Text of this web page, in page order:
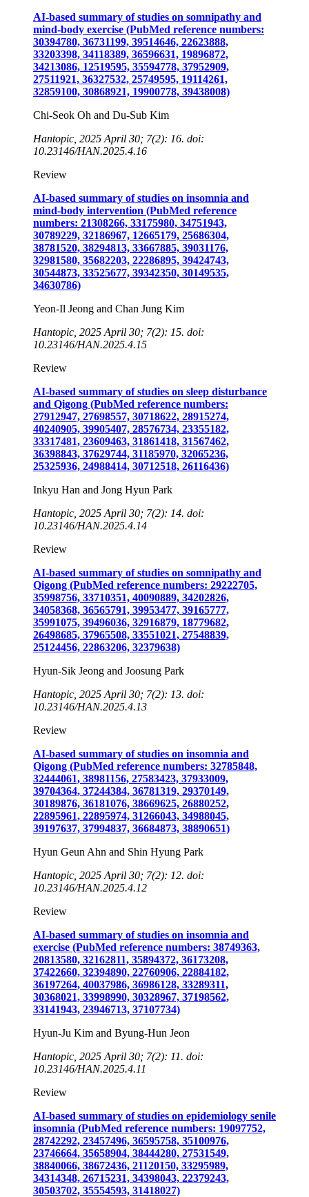
AI-based summary of studies on somnipathy and
mind-body exercise (PubMed reference numbers:
30394780, 36731199, 39514646, 22623888,
33203398, 34118389, 36596631, 19896872,
34213086, 12519595, 35594778, 37952909,
27511921, 36327532, 25749595, 19114261,
32859100, 30868921, 19900778, 39438008)
Chi-Seok Oh and Du-Sub Kim
Hantopic, 2025 April 30; 7(2): 16. doi:
10.23146/HAN.2025.4.16
Review
AI-based summary of studies on insomnia and
mind-body intervention (PubMed reference
numbers: 21308266, 33175980, 34751943,
30789229, 32186967, 12665179, 25686304,
38781520, 38294813, 33667885, 39031176,
32981580, 35682203, 22286895, 39424743,
30544873, 33525677, 39342350, 30149535,
34630786)
Yeon-Il Jeong and Chan Jung Kim
Hantopic, 2025 April 30; 7(2): 15. doi:
10.23146/HAN.2025.4.15
Review
AI-based summary of studies on sleep disturbance
and Qigong (PubMed reference numbers:
27912947, 27698557, 30718622, 28915274,
40240905, 39905407, 28576734, 23355182,
33317481, 23609463, 31861418, 31567462,
36398843, 37629744, 31185970, 32065236,
25325936, 24988414, 30712518, 26116436)
Inkyu Han and Jong Hyun Park
Hantopic, 2025 April 30; 7(2): 14. doi:
10.23146/HAN.2025.4.14
Review
AI-based summary of studies on somnipathy and
Qigong (PubMed reference numbers: 29222705,
35998756, 33710351, 40090889, 34202826,
34058368, 36565791, 39953477, 39165777,
35991075, 39496036, 32916879, 18779682,
26498685, 37965508, 33551021, 27548839,
25124456, 22863206, 32379638)
Hyun-Sik Jeong and Joosung Park
Hantopic, 2025 April 30; 7(2): 13. doi:
10.23146/HAN.2025.4.13
Review
AI-based summary of studies on insomnia and
Qigong (PubMed reference numbers: 32785848,
32444061, 38981156, 27583423, 37933009,
39704364, 37244384, 36781319, 29370149,
30189876, 36181076, 38669625, 26880252,
22895961, 22895974, 31266043, 34988045,
39197637, 37994837, 36684873, 38890651)
Hyun Geun Ahn and Shin Hyung Park
Hantopic, 2025 April 30; 7(2): 12. doi:
10.23146/HAN.2025.4.12
Review
AI-based summary of studies on insomnia and
exercise (PubMed reference numbers: 38749363,
20813580, 32162811, 35894372, 36173208,
37422660, 32394890, 22760906, 22884182,
36197264, 40037986, 36986128, 33289311,
30368021, 33998990, 30328967, 37198562,
33141943, 23946713, 37107734)
Hyun-Ju Kim and Byung-Hun Jeon
Hantopic, 2025 April 30; 7(2): 11. doi:
10.23146/HAN.2025.4.11
Review
AI-based summary of studies on epidemiology senile
insomnia (PubMed reference numbers: 19097752,
28742292, 23457496, 36595758, 35100976,
23746664, 35658904, 38444280, 27531549,
38840066, 38672436, 21120150, 33295989,
34314348, 26715231, 34398043, 22379243,
30503702, 35554593, 31418027)